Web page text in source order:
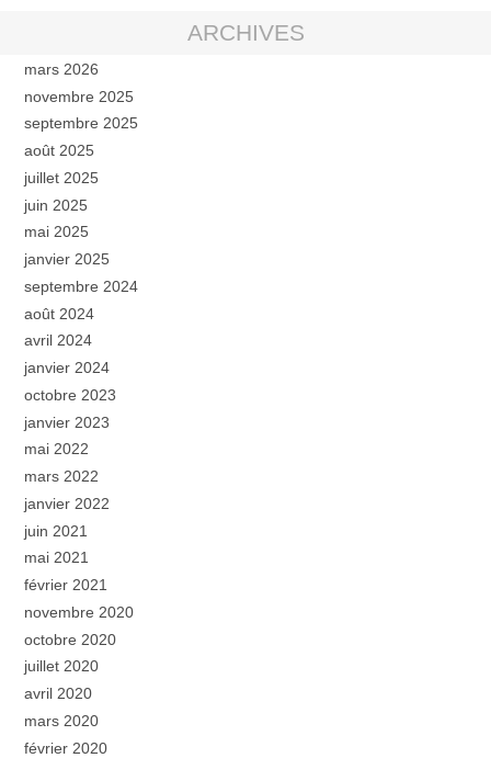
ARCHIVES
mars 2026
novembre 2025
septembre 2025
août 2025
juillet 2025
juin 2025
mai 2025
janvier 2025
septembre 2024
août 2024
avril 2024
janvier 2024
octobre 2023
janvier 2023
mai 2022
mars 2022
janvier 2022
juin 2021
mai 2021
février 2021
novembre 2020
octobre 2020
juillet 2020
avril 2020
mars 2020
février 2020